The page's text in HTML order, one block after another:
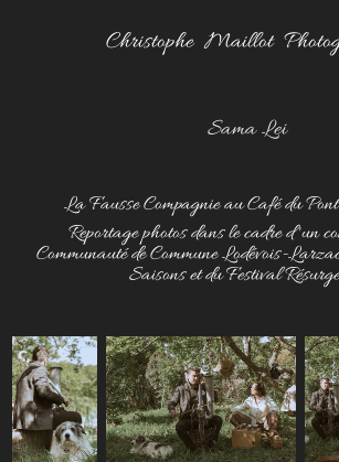
Christophe  Maillot
Sama Lei
La Fausse Compagnie au Café du
Reportage photos dans le cadre d 'un
Communauté de Commune Lodévois-
Saisons et du Festival